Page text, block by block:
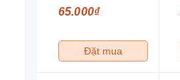
65.000₫
Đặt mua